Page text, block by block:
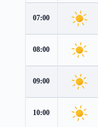
07:00
08:00
09:00
10:00